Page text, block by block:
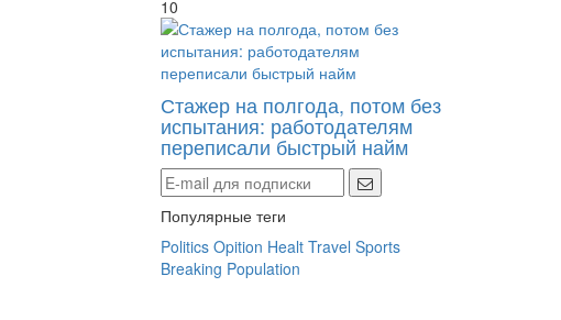
10
Стажер на полгода, потом без
испытания: работодателям
переписали быстрый найм
Популярные теги
Politics Opition Healt Travel Sports
Breaking Population